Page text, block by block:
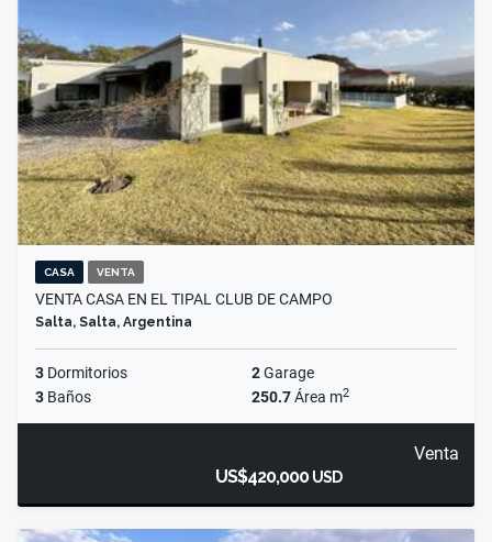
CASA VENTA
VENTA CASA EN EL TIPAL CLUB DE CAMPO
Salta, Salta, Argentina
3 Dormitorios 2Garage
3 Baños 250.7Área m2
Venta
US$420,000USD